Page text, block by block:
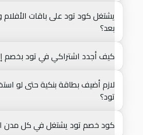
يشتغل كود تود على باقات
بعد؟
كيف أجدد اشتراكي في تود بخصم
لازم أضيف بطاقة بنكية حتى لو
تود؟
كود خصم تود يشتغل في كل مدن